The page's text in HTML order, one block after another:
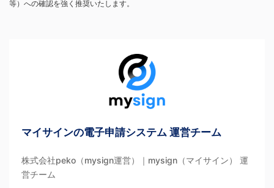
等）への確認を強く推奨いたします。
マイサインの電子申請システム 運営チーム
株式会社peko（mysign運営）｜mysign（マイサイン） 運
営チーム